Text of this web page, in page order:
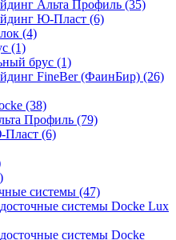
Альта Профиль (35)
Ю-Пласт (6)
(4)
(1)
брус (1)
FineBer (ФаинБир) (26)
(38)
Профиль (79)
(6)
системы (47)
системы Docke Lux
системы Docke